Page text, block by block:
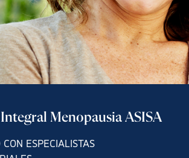
Menopausia ASISA
CON ESPECIALISTAS